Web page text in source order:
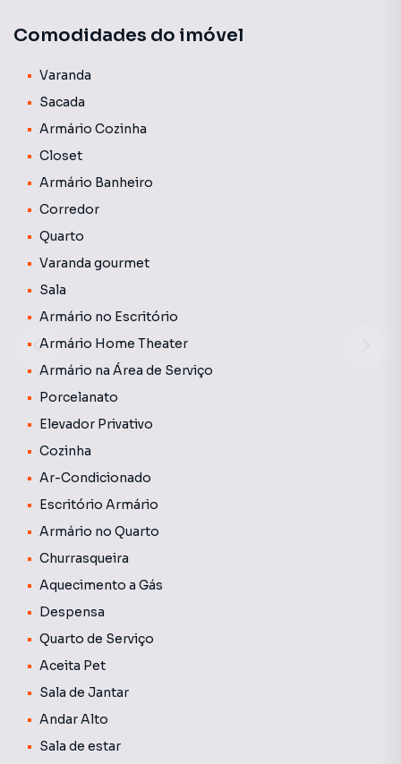
condicionado, espaços planejados e amplos, ar
privativo, 2 vagas e um Box.
Comodidades do imóvel
Varanda
Sacada
Armário Cozinha
Closet
Armário Banheiro
Corredor
Quarto
Varanda gourmet
Sala
Armário no Escritório
Armário Home Theater
Armário na Área de Serviço
Porcelanato
Elevador Privativo
Cozinha
Ar-Condicionado
Escritório Armário
Armário no Quarto
Churrasqueira
Aquecimento a Gás
Despensa
Quarto de Serviço
Aceita Pet
Sala de Jantar
Andar Alto
Sala de estar